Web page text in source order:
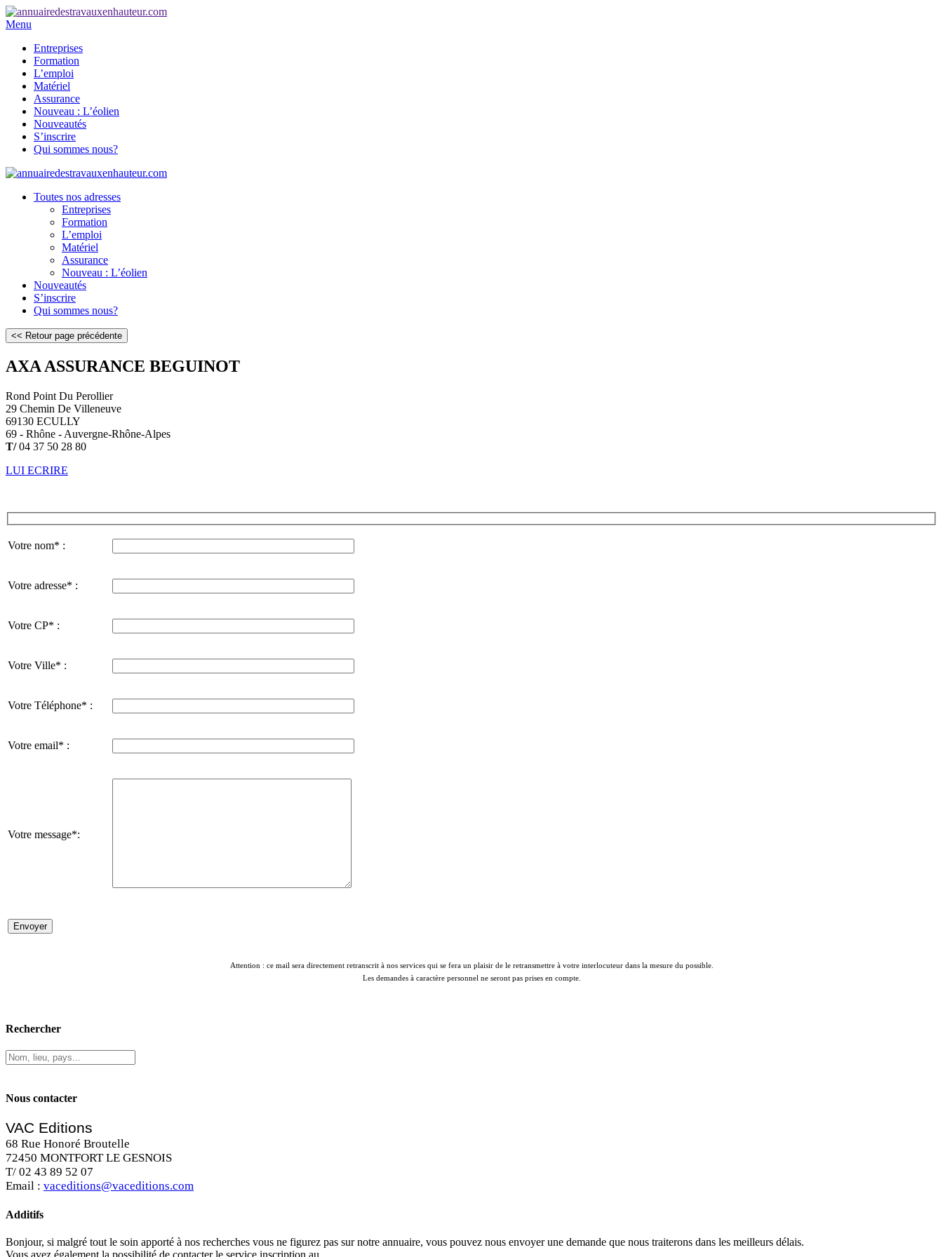
Menu
Entreprises
Formation
L’emploi
Matériel
Assurance
Nouveau : L’éolien
Nouveautés
S’inscrire
Qui sommes nous?
Toutes nos adresses
Entreprises
Formation
L’emploi
Matériel
Assurance
Nouveau : L’éolien
Nouveautés
S’inscrire
Qui sommes nous?
AXA ASSURANCE BEGUINOT
Rond Point Du Perollier
29 Chemin De Villeneuve
69130 ECULLY
69 - Rhône - Auvergne-Rhône-Alpes
T/04 37 50 28 80
LUI ECRIRE
Votre nom* :
Votre adresse* :
Votre CP* :
Votre Ville* :
Votre Téléphone* :
Votre email* :
Votre message*:
Attention : ce mail sera directement retranscrit à nos services qui se fera un plaisir de le retransmettre à votre interlocuteur dans la mesure du possible.
Les demandes à caractère personnel ne seront pas prises en compte.
Rechercher
Nous contacter
VAC Editions
68 Rue Honoré Broutelle
72450 MONTFORT LE GESNOIS
T/ 02 43 89 52 07
Email : vaceditions@vaceditions.com
Additifs
Bonjour, si malgré tout le soin apporté à nos recherches vous ne figurez pas sur notre annuaire, vous pouvez nous envoyer une demande que nous traiterons dans les meilleurs délais.
Vous avez également la possibilité de contacter le service inscription au